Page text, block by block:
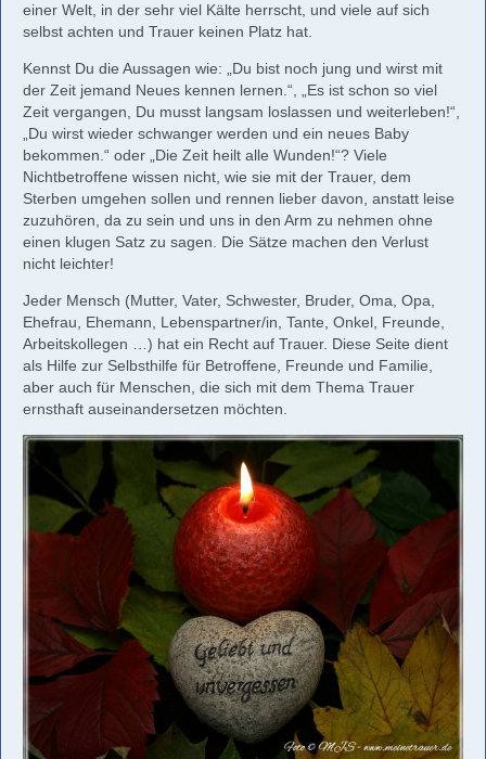
einer Welt, in der sehr viel Kälte herrscht, und viele auf sich
selbst achten und Trauer keinen Platz hat.
Kennst Du die Aussagen wie: „Du bist noch jung und wirst mit
der Zeit jemand Neues kennen lernen.“, „Es ist schon so viel
Zeit vergangen, Du musst langsam loslassen und weiterleben!“,
„Du wirst wieder schwanger werden und ein neues Baby
bekommen.“ oder „Die Zeit heilt alle Wunden!“? Viele
Nichtbetroffene wissen nicht, wie sie mit der Trauer, dem
Sterben umgehen sollen und rennen lieber davon, anstatt leise
zuzuhören, da zu sein und uns in den Arm zu nehmen ohne
einen klugen Satz zu sagen. Die Sätze machen den Verlust
nicht leichter!
Jeder Mensch (Mutter, Vater, Schwester, Bruder, Oma, Opa,
Ehefrau, Ehemann, Lebenspartner/in, Tante, Onkel, Freunde,
Arbeitskollegen …) hat ein Recht auf Trauer. Diese Seite dient
als Hilfe zur Selbsthilfe für Betroffene, Freunde und Familie,
aber auch für Menschen, die sich mit dem Thema Trauer
ernsthaft auseinandersetzen möchten.